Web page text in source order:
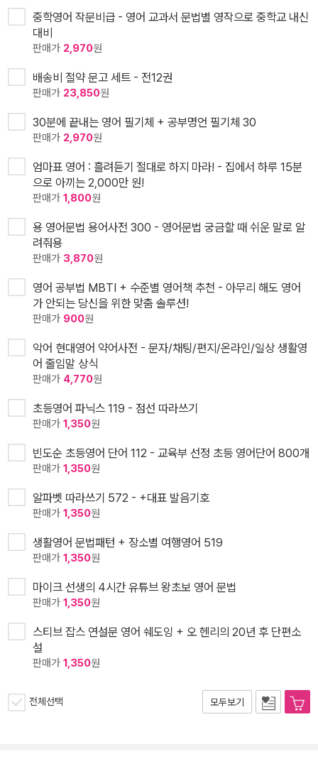
중학영어 작문비급 - 영어 교과서 문법별 영작으로 중학교 내신
대비
판매가 2,970원
배송비 절약 문고 세트 - 전12권
판매가 23,850원
30분에 끝내는 영어 필기체 + 공부명언 필기체 30
판매가 2,970원
엄마표 영어 : 흘려듣기 절대로 하지 마라! - 집에서 하루 15분
으로 아끼는 2,000만 원!
판매가 1,800원
용 영어문법 용어사전 300 - 영어문법 궁금할 때 쉬운 말로 알
려줘용
판매가 3,870원
영어 공부법 MBTI + 수준별 영어책 추천 - 아무리 해도 영어
가 안되는 당신을 위한 맞춤 솔루션!
판매가 900원
악어 현대영어 약어사전 - 문자/채팅/편지/온라인/일상 생활영
어 줄임말 상식
판매가 4,770원
초등영어 파닉스 119 - 점선 따라쓰기
판매가 1,350원
빈도순 초등영어 단어 112 - 교육부 선정 초등 영어단어 800개
판매가 1,350원
알파벳 따라쓰기 572 - +대표 발음기호
판매가 1,350원
생활영어 문법패턴 + 장소별 여행영어 519
판매가 1,350원
마이크 선생의 4시간 유튜브 왕초보 영어 문법
판매가 1,350원
스티브 잡스 연설문 영어 쉐도잉 + 오 헨리의 20년 후 단편소
설
판매가 1,350원
전체선택 모두보기